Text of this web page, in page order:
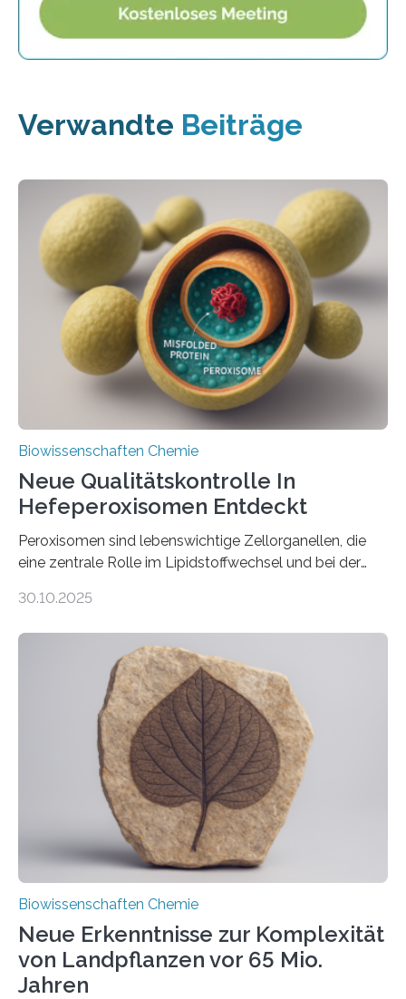
Verwandte Beiträge
Biowissenschaften Chemie
Neue Qualitätskontrolle In
Hefeperoxisomen Entdeckt
Peroxisomen sind lebenswichtige Zellorganellen, die
eine zentrale Rolle im Lipidstoffwechsel und bei der
erfüllen können, müssen zahlreiche Enzyme präzise in
der Ruhr-Universität Bochum um Prof. Dr. Ralf Erdmann
und Dr. Ismaila Francis Yusuf hat nun einen bislang
unbekannten Qualitätskontrollmechanismus des
peroxisomalen Proteintransports in der Bäckerhefe
Saccharomyces cerevisiae entdeckt, der für die
Funktionsfähigkeit der Organellen entscheidend ist. Die
Studie wurde am 28. Oktober 2025 in der
Fachzeitschrift…
30.10.2025
Biowissenschaften Chemie
Neue Erkenntnisse zur Komplexität
von Landpflanzen vor 65 Mio.
Jahren